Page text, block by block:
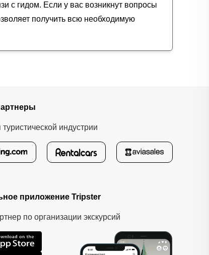
с гидом. Если у вас возникнут вопросы
получить всю необходимую
индустрии
приложение Tripster
по организации экскурсий